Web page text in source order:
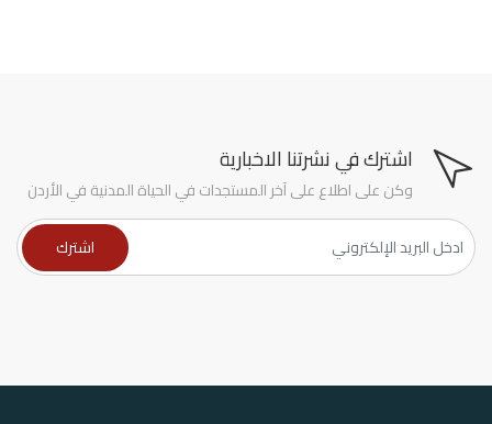
اشترك في نشرتنا الاخبارية
وكن على اطلاع على آخر المستجدات في الحياة المدنية في الأردن